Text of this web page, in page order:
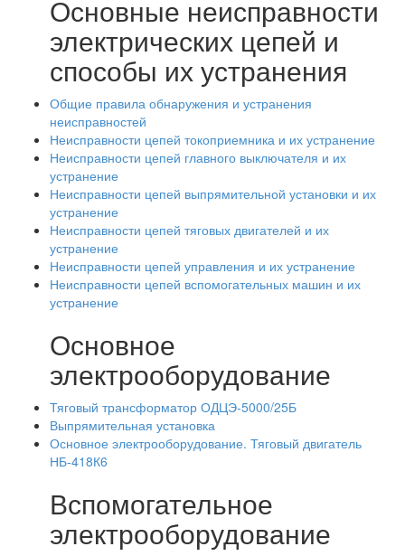
Основные неисправности
электрических цепей и
способы их устранения
Общие правила обнаружения и устранения
неисправностей
Неисправности цепей токоприемника и их устранение
Неисправности цепей главного выключателя и их
устранение
Неисправности цепей выпрямительной установки и их
устранение
Неисправности цепей тяговых двигателей и их
устранение
Неисправности цепей управления и их устранение
Неисправности цепей вспомогательных машин и их
устранение
Основное
электрооборудование
Тяговый трансформатор ОДЦЭ-5000/25Б
Выпрямительная установка
Основное электрооборудование. Тяговый двигатель
НБ-418К6
Вспомогательное
электрооборудование